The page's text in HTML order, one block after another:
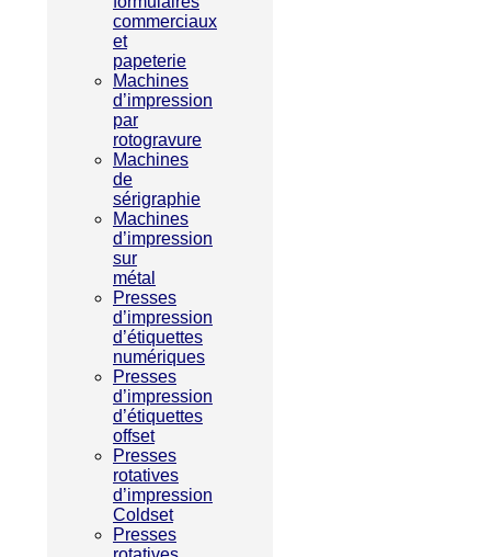
commerciaux
et
papeterie
Machines
d’impression
par
rotogravure
Machines
de
sérigraphie
Machines
d’impression
sur
métal
Presses
d’impression
d’étiquettes
numériques
Presses
d’impression
d’étiquettes
offset
Presses
rotatives
d’impression
Coldset
Presses